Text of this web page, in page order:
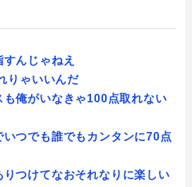
んじゃねえ
りゃいいんだ
も俺がいなきゃ100点取れない
つでも誰でもカンタンに70点
つけてなおそれなりに楽しい